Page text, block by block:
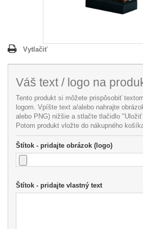
Vytlačiť
Váš text / logo na
Tento produkt si môžete prispôsobiť
logom. Vpíšte text a/alebo nahrajte
alebo PNG) nižšie a stlačte tlačidlo "Uložiť
Potom produkt vložte do nákupného
Štítok - pridajte obrázok (logo)
Štítok - pridajte vlastný text